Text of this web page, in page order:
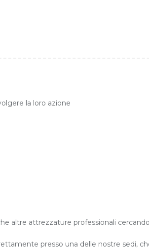
la loro azione
altre attrezzature professionali
presso una delle nostre sedi,